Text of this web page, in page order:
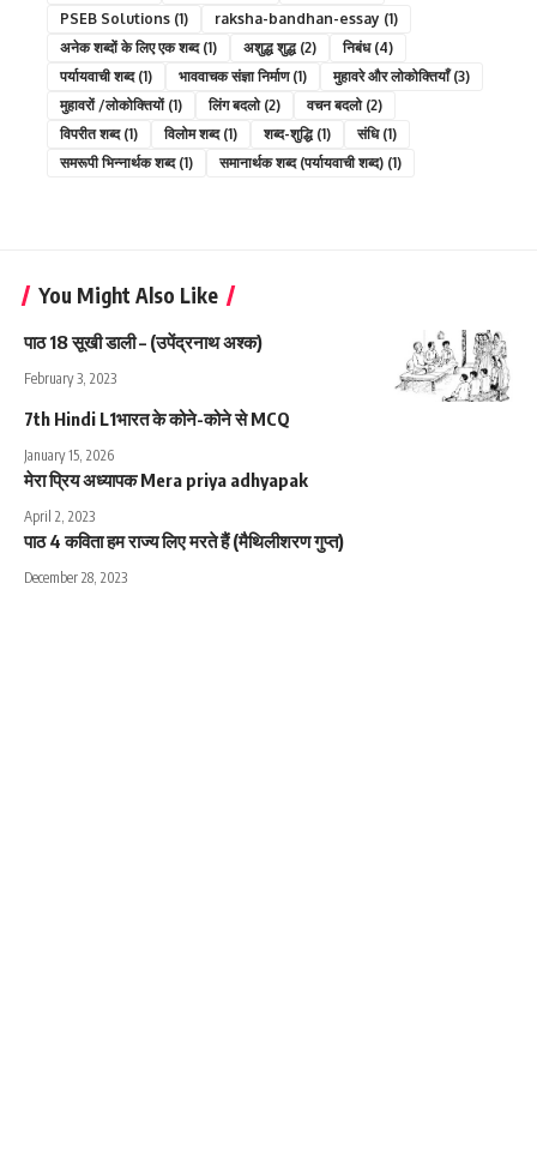
PSEB Solutions (1) raksha-bandhan-essay (1)
अनेक शब्दों के लिए एक शब्द(1) अशुद्ध शुद्ध(2) निबंध(4)
पर्यायवाची शब्द(1) भाववाचक संज्ञा निर्माण(1) मुहावरे और लोकोक्तियाँ(3)
मुहावरों /लोकोक्तियों(1) लिंग बदलो(2) वचन बदलो(2)
विपरीत शब्द(1) विलोम शब्द(1) शब्द-शुद्धि(1) संधि(1)
समरूपी भिन्नार्थक शब्द(1) समानार्थक शब्द (पर्यायवाची शब्द) (1)
You Might Also Like
पाठ 18 सूखी डाली – (उपेंद्रनाथ अश्क)
February 3, 2023
7th Hindi L1भारत के कोने-कोने से MCQ
January 15, 2026
मेरा प्रिय अध्यापक Mera priya adhyapak
April 2, 2023
पाठ 4 कविता हम राज्य लिए मरते हैं (मैथिलीशरण गुप्त)
December 28, 2023